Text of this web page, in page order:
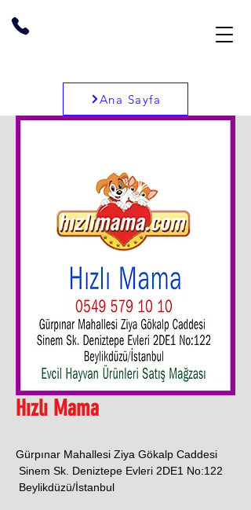
Ana Sayfa
Hızlı Mama
Gürpınar Mahallesi Ziya Gökalp Caddesi
Sinem Sk. Deniztepe Evleri 2DE1 No:122
Beylikdüzü/İstanbul